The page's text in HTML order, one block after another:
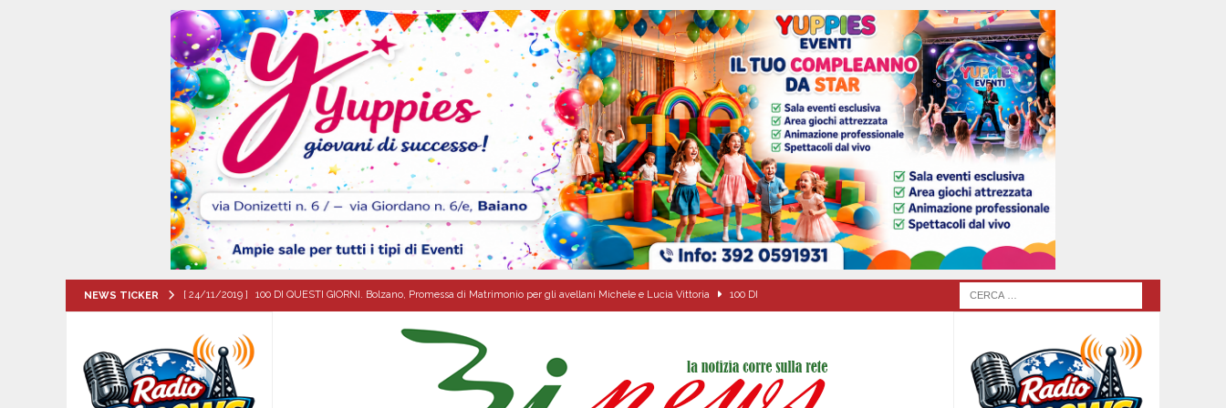
NEWS TICKER [ 24/11/2019 ] 100 DI QUESTI GIORNI. Bolzano, Promessa di Matrimonio per gli avellani Michele e Lucia Vittoria 100 DI
[ 06/08/2026 ] BAIANESE. Piano di Zona Sociale A6, Salvatore Alaia passa al contrattacco: «I cittadini facciano valere i propri
diritti» EVIDENZA